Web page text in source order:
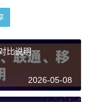
确：你需要的是
稳定？弄清了
，找到真正靠
比说明
2026-05-08